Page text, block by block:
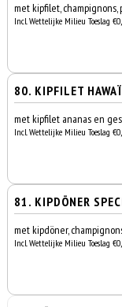
met kipfilet, champignons,
Incl. Wettelijke Milieu Toeslag
80. KIPFILET
met kipfilet ananas en
Incl. Wettelijke Milieu Toeslag
81. KIPDÖNER
met kipdöner,
Incl. Wettelijke Milieu Toeslag